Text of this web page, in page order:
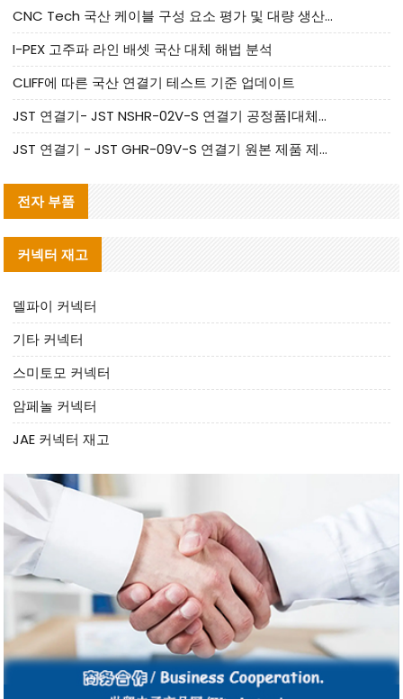
CNC Tech 국산 케이블 구성 요소 평가 및 대량 생산 적합성 가이드
I-PEX 고주파 라인 배셋 국산 대체 해법 분석
CLIFF에 따른 국산 연결기 테스트 기준 업데이트
JST 연결기- JST NSHR-02V-S 연결기 공정품|대체품 제공
JST 연결기 - JST GHR-09V-S 연결기 원본 제품 제공 | 대체품 제공
전자 부품
커넥터 재고
델파이 커넥터
기타 커넥터
스미토모 커넥터
암페놀 커넥터
JAE 커넥터 재고